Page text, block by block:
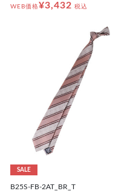
WEB価格¥3,432 税込
SALE
B25S-FB-2AT_BR_T